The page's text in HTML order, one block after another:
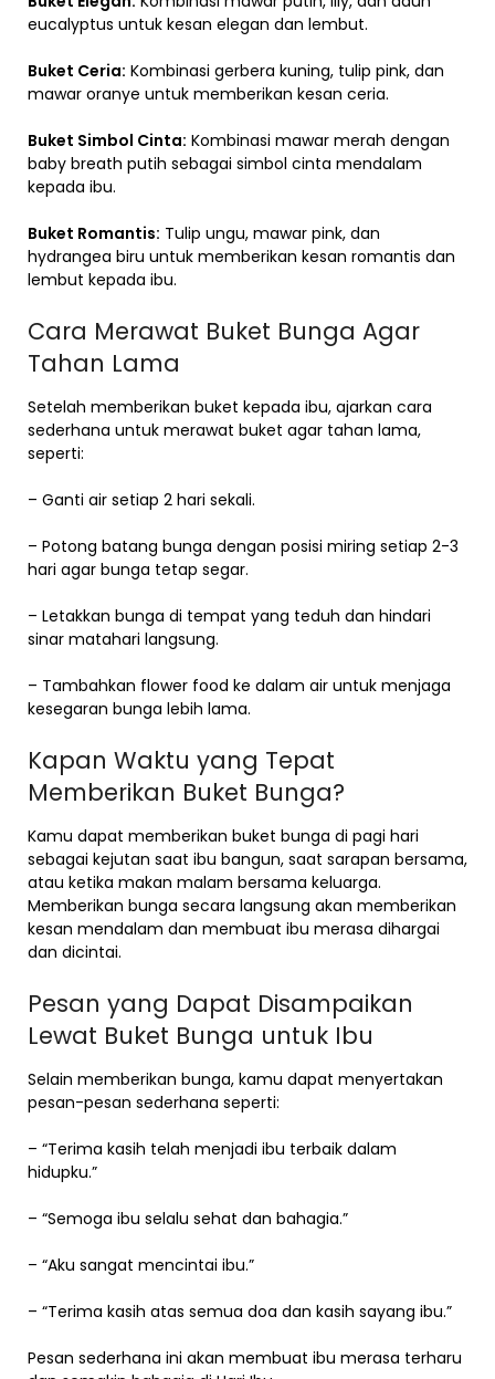
eucalyptus untuk kesan elegan dan lembut.
Buket Ceria: Kombinasi gerbera kuning, tulip pink, dan
mawar oranye untuk memberikan kesan ceria.
Buket Simbol Cinta: Kombinasi mawar merah dengan
baby breath putih sebagai simbol cinta mendalam
kepada ibu.
Buket Romantis: Tulip ungu, mawar pink, dan
hydrangea biru untuk memberikan kesan romantis dan
lembut kepada ibu.
Cara Merawat Buket Bunga Agar
Tahan Lama
Setelah memberikan buket kepada ibu, ajarkan cara
sederhana untuk merawat buket agar tahan lama,
seperti:
– Ganti air setiap 2 hari sekali.
– Potong batang bunga dengan posisi miring setiap 2-3
hari agar bunga tetap segar.
– Letakkan bunga di tempat yang teduh dan hindari
sinar matahari langsung.
– Tambahkan flower food ke dalam air untuk menjaga
kesegaran bunga lebih lama.
Kapan Waktu yang Tepat
Memberikan Buket Bunga?
Kamu dapat memberikan buket bunga di pagi hari
sebagai kejutan saat ibu bangun, saat sarapan bersama,
atau ketika makan malam bersama keluarga.
Memberikan bunga secara langsung akan memberikan
kesan mendalam dan membuat ibu merasa dihargai
dan dicintai.
Pesan yang Dapat Disampaikan
Lewat Buket Bunga untuk Ibu
Selain memberikan bunga, kamu dapat menyertakan
pesan-pesan sederhana seperti:
– “Terima kasih telah menjadi ibu terbaik dalam
hidupku.”
– “Semoga ibu selalu sehat dan bahagia.”
– “Aku sangat mencintai ibu.”
– “Terima kasih atas semua doa dan kasih sayang ibu.”
Pesan sederhana ini akan membuat ibu merasa terharu